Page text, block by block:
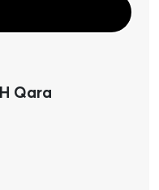
Qara